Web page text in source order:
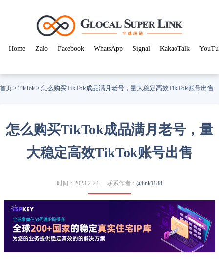
Home Zalo Facebook WhatsApp Signal KakaoTalk
首页 > TikTok > 怎么购买TikTok成品满月老号，量大稳定高效TikTok账号出售
怎么购买TikTok成品满月老号，量
大稳定高效TikTok账号出售
时间：2023-2-24 联系作者： @link1188